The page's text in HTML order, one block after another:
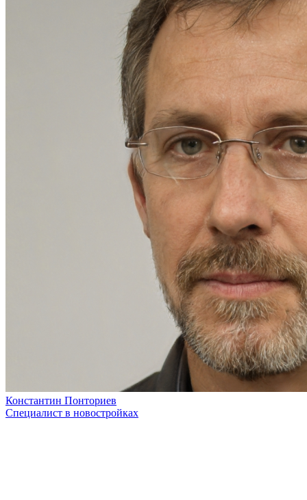
Константин Понториев
Специалист в новостройках